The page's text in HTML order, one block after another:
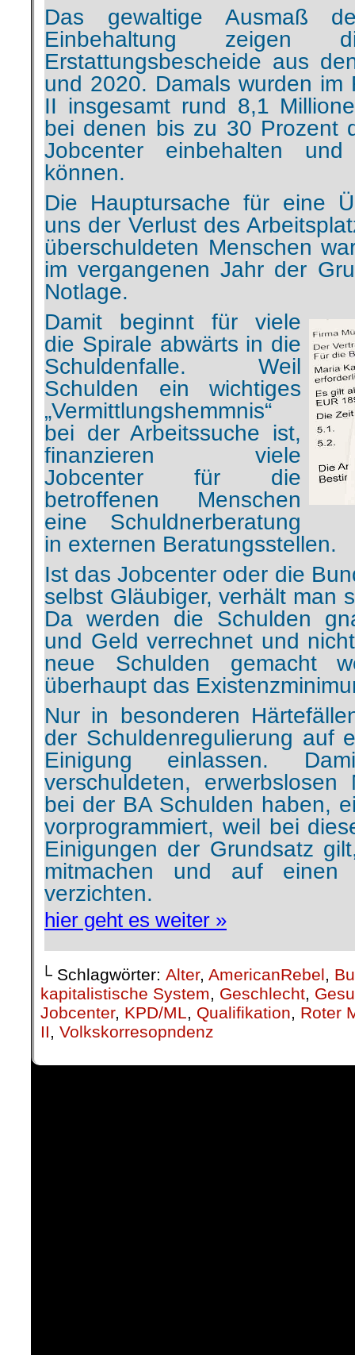
Das gewaltige Ausmaß
Einbehaltung
Erstattungsbescheide aus
und 2020. Damals wurden im
II insgesamt rund 8,1
bei denen bis zu 30 Prozent
Jobcenter einbehalten
können.
Die Hauptursache für eine
uns der Verlust des
überschuldeten Menschen
im vergangenen Jahr der
Notlage.
Damit beginnt für viele
die Spirale abwärts in die
Schuldenfalle. Weil
Schulden ein wichtiges
„Vermittlungshemmnis“
bei der Arbeitssuche ist,
finanzieren viele
Jobcenter für die
betroffenen Menschen
eine Schuldnerberatung
in externen Beratungsstellen.
Ist das Jobcenter oder die
selbst Gläubiger, verhält man
Da werden die Schulden
und Geld verrechnet und
neue Schulden gemacht
überhaupt das
Nur in besonderen
der Schuldenregulierung auf
Einigung einlassen.
verschuldeten,
bei der BA Schulden haben,
vorprogrammiert, weil bei
Einigungen der Grundsatz
mitmachen und auf einen
verzichten.
hier geht es weiter »
└ Schlagwörter: Alter, AmericanRebel,
kapitalistische System, Geschlecht,
Jobcenter, KPD/ML, Qualifikation, Roter
II, Volkskorresopndenz